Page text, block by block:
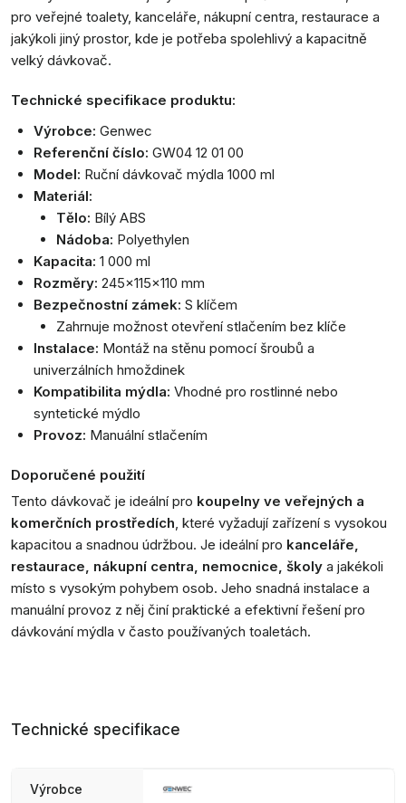
pro veřejné toalety, kanceláře, nákupní centra, restaurace a
jakýkoli jiný prostor, kde je potřeba spolehlivý a kapacitně
velký dávkovač.
Technické specifikace produktu:
Výrobce: Genwec
Referenční číslo: GW04 12 01 00
Model: Ruční dávkovač mýdla 1000 ml
Materiál:
Tělo: Bílý ABS
Nádoba: Polyethylen
Kapacita: 1 000 ml
Rozměry: 245x115x110 mm
Bezpečnostní zámek: S klíčem
Zahrnuje možnost otevření stlačením bez klíče
Instalace: Montáž na stěnu pomocí šroubů a
univerzálních hmoždinek
Kompatibilita mýdla: Vhodné pro rostlinné nebo
syntetické mýdlo
Provoz: Manuální stlačením
Doporučené použití
Tento dávkovač je ideální pro koupelny ve veřejných a
komerčních prostředích, které vyžadují zařízení s vysokou
kapacitou a snadnou údržbou. Je ideální pro kanceláře,
restaurace, nákupní centra, nemocnice, školy a jakékoli
místo s vysokým pohybem osob. Jeho snadná instalace a
manuální provoz z něj činí praktické a efektivní řešení pro
dávkování mýdla v často používaných toaletách.
Technické specifikace
Výrobce